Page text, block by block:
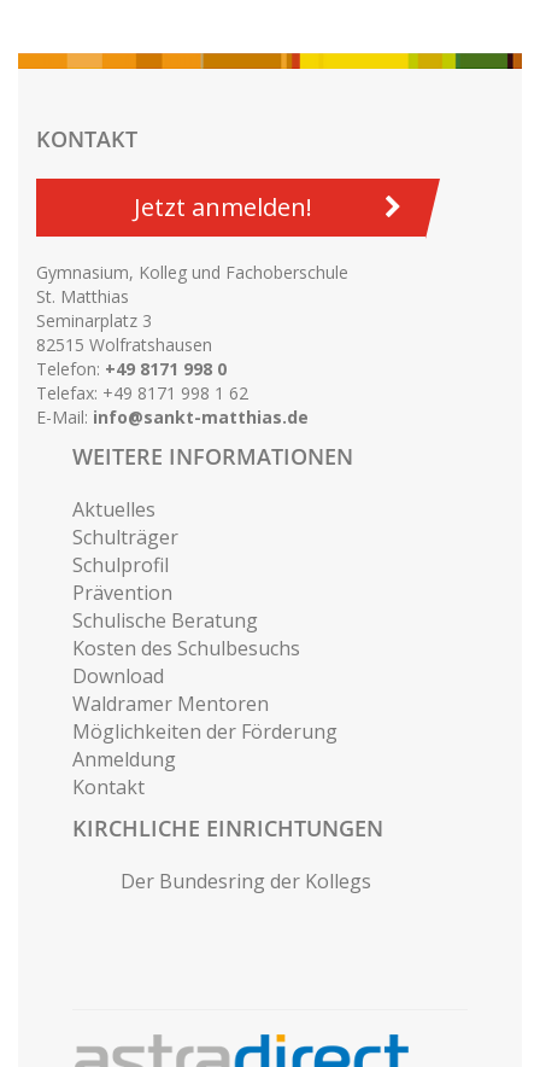
KONTAKT
Jetzt anmelden!
Gymnasium, Kolleg und Fachoberschule
St. Matthias
Seminarplatz 3
82515 Wolfratshausen
Telefon: +49 8171 998 0
Telefax: +49 8171 998 1 62
E-Mail: info@sankt-matthias.de
WEITERE INFORMATIONEN
Aktuelles
Schulträger
Schulprofil
Prävention
Schulische Beratung
Kosten des Schulbesuchs
Download
Waldramer Mentoren
Möglichkeiten der Förderung
Anmeldung
Kontakt
KIRCHLICHE EINRICHTUNGEN
Der Bundesring der Kollegs